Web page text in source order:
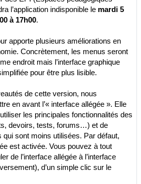
l’application indisponible le mardi 5
à 17h00.
apporte plusieurs améliorations en
Concrètement, les menus seront
endroit mais l’interface graphique
pour être plus lisible.
de cette version, nous
en avant l’« interface allégée ». Elle
les principales fonctionnalités des
devoirs, tests, forums…) et de
qui sont moins utilisées. Par défaut,
est activée. Vous pouvez à tout
de l’interface allégée à l’interface
d’un simple clic sur le